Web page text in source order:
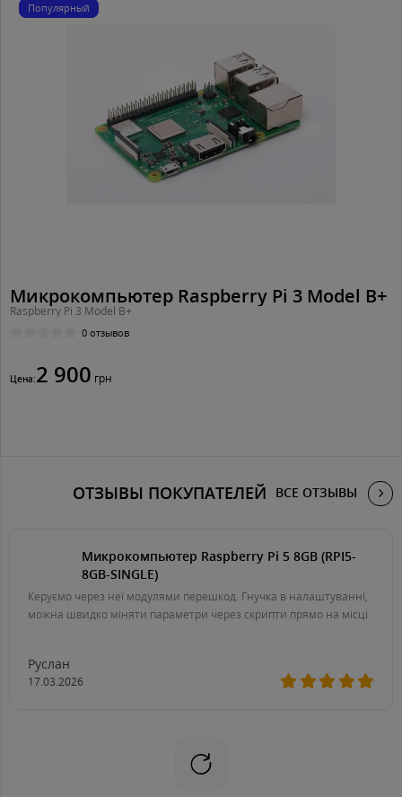
Популярный
Микрокомпьютер Raspberry Pi 3 Model B+
Raspberry Pi 3 Model B+
0 отзывов
Цена:2 900 грн
ОТЗЫВЫ ПОКУПАТЕЛЕЙ ВСЕ ОТЗЫВЫ
Микрокомпьютер Raspberry Pi 5 8GB (RPI5-
8GB-SINGLE)
Керуємо через неї модулями перешкод. Гнучка в налаштуванні,
можна швидко міняти параметри через скрипти прямо на місці
Руслан
17.03.2026